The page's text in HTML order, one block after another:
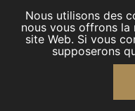
© 2026 PORTAIL DES
DÉFENSE
Private Policy FR /
Nous utilisons des
nous vous offrons la
site Web. Si vous
supposerons